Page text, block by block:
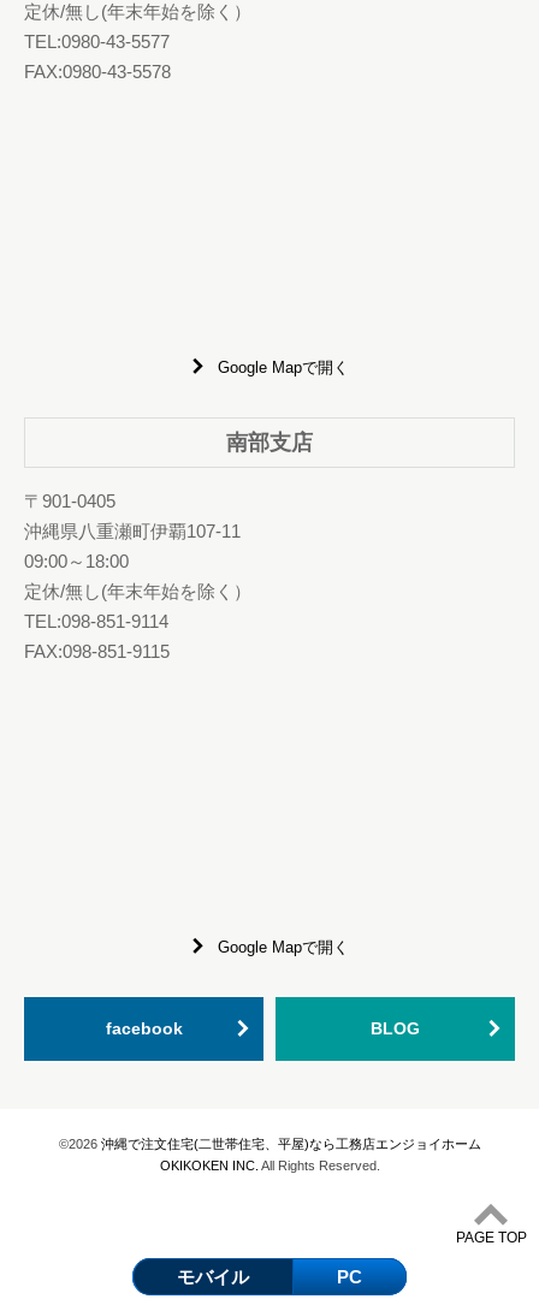
定休/無し(年末年始を除く）
TEL:0980-43-5577
FAX:0980-43-5578
Google Mapで開く
南部支店
〒901-0405
沖縄県八重瀬町伊覇107-11
09:00～18:00
定休/無し(年末年始を除く）
TEL:098-851-9114
FAX:098-851-9115
Google Mapで開く
facebook BLOG
©2026 沖縄で注文住宅(二世帯住宅、平屋)なら工務店エンジョイホーム
OKIKOKEN INC. All Rights Reserved.
PAGE TOP
モバイル PC